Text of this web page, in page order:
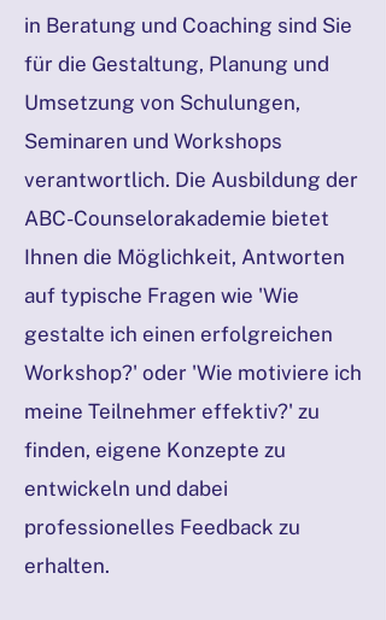
in Beratung und Coaching sind Sie
für die Gestaltung, Planung und
Umsetzung von Schulungen,
Seminaren und Workshops
verantwortlich. Die Ausbildung der
ABC-Counselorakademie bietet
Ihnen die Möglichkeit, Antworten
auf typische Fragen wie 'Wie
gestalte ich einen erfolgreichen
Workshop?' oder 'Wie motiviere ich
meine Teilnehmer effektiv?' zu
finden, eigene Konzepte zu
entwickeln und dabei
professionelles Feedback zu
erhalten.